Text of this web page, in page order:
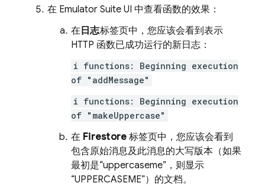
在 Emulator Suite UI 中查看函数的效果：
在 日志标签页中，您应该会看到表示
HTTP 函数已成功运行的新日志：
i functions: Beginning execution
of "addMessage"
i functions: Beginning execution
of "makeUppercase"
在 Firestore 标签页中，您应该会看到
包含原始消息及此消息的大写版本（如果
最初是“uppercaseme”，则显示
“UPPERCASEME”）的文档。